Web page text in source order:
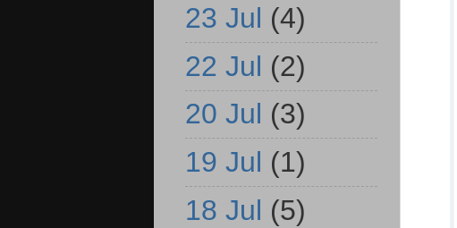
23 Jul (4)
22 Jul (2)
20 Jul (3)
19 Jul (1)
18 Jul (5)